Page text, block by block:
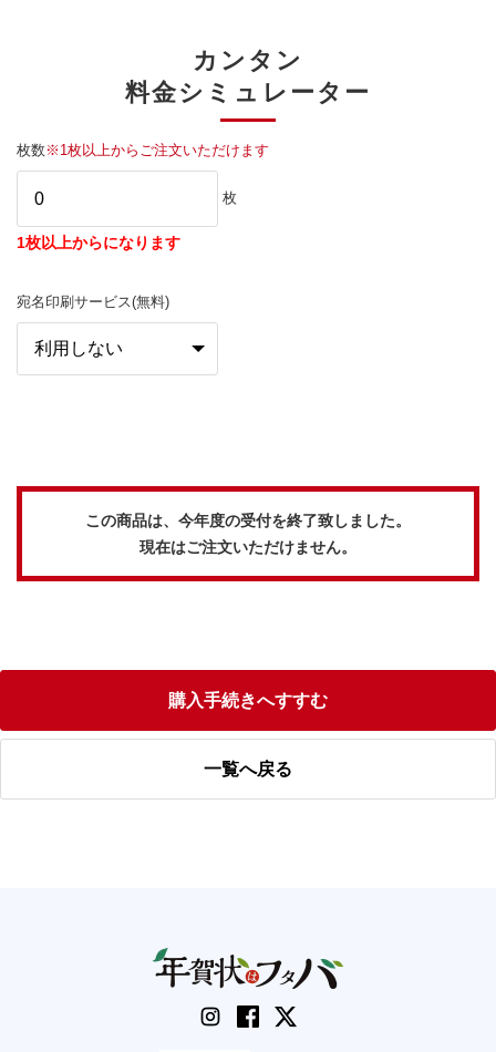
カンタン
料金シミュレーター
枚数※1枚以上からご注文いただけます
枚
1枚以上からになります
宛名印刷サービス(無料)
この商品は、今年度の受付を終了致しました。
現在はご注文いただけません。
購入手続きへすすむ
一覧へ戻る